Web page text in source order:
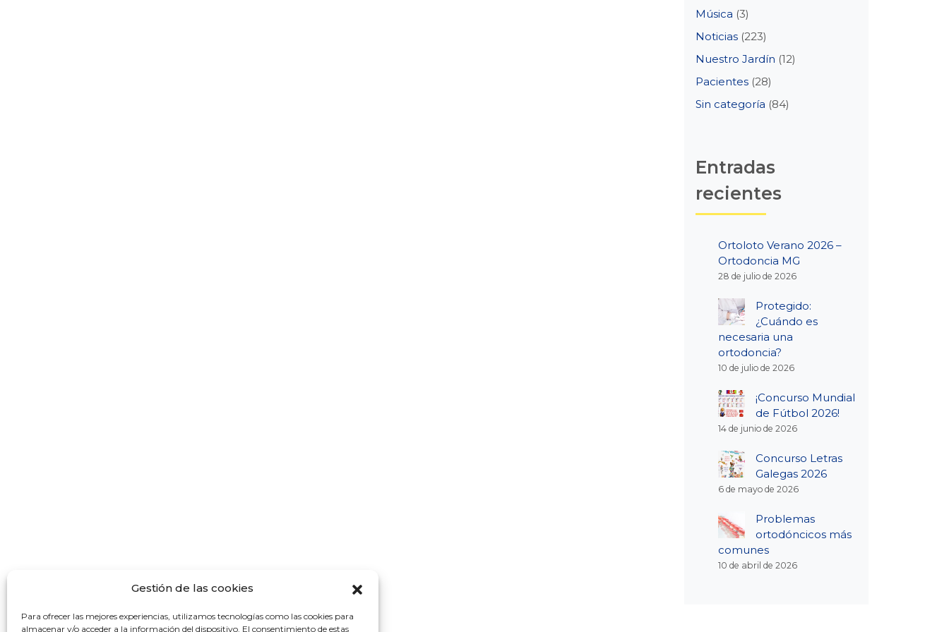
Gestión de las cookies
Para ofrecer las mejores experiencias, utilizamos tecnologías como las cookies para
almacenar y/o acceder a la información del dispositivo. El consentimiento de estas
Música (3)
Noticias (223)
Nuestro Jardín (12)
Pacientes (28)
Sin categoría (84)
Entradas
recientes
Ortoloto Verano 2026 –
Ortodoncia MG
28 de julio de 2026
Protegido:
¿Cuándo es
necesaria una
ortodoncia?
10 de julio de 2026
¡Concurso Mundial
de Fútbol 2026!
14 de junio de 2026
Concurso Letras
Galegas 2026
6 de mayo de 2026
Problemas
ortodóncicos más
comunes
10 de abril de 2026